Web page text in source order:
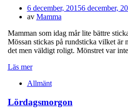
Publicerad
den
6 december, 20156 december,
av Mamma
Mamman som idag mår lite bättre
Mössan stickas på rundsticka vilket
det men väldigt roligt. Mönstret var
Läs mer
Allmänt
Lördagsmorgon